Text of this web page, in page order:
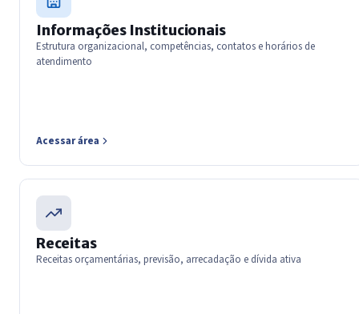
Informações Institucionais
Estrutura organizacional, competências, contatos e horários de
atendimento
Acessar área
Receitas
Receitas orçamentárias, previsão, arrecadação e dívida ativa